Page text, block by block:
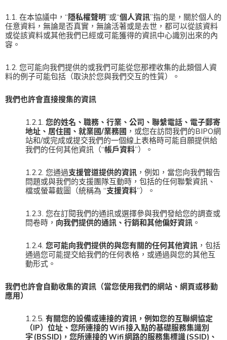
1.1. 在本協議中，“隱私權聲明”或“個人資訊”指的是，關於個人的
任意資料，無論是否真實，無論活著或是去世，都可以從該資料
或從該資料或其他我們已經或可能獲得的資訊中心識別出來的內
容。
1.2. 您可能向我們提供的或我們可能從您那裡收集的此類個人資
料的例子可能包括（取決於您與我們交互的性質）。
我們也許會直接搜集的資訊
1.2.1. 您的姓名、職務、行業、公司、聯繫電話、電子郵寄
地址、居住國、就業國/業務國 ，或您在訪問我們的BIPO網
站和/或完成或提交我們的一個線上表格時可能自願提供給
我們的任何其他資訊（“帳戶資料”）。
1.2.2. 您通過支援管道提供的資訊 ，例如，當您向我們報告
問題或與我們的支援團隊互動時，包括的任何聯繫資訊、
檔或螢幕截圖（統稱為 “支援資料”）。
1.2.3. 您在訂閱我們的通訊或選擇參與我們發給您的調查或
問卷時， 向我們提供的通訊、行銷和其他偏好資訊 。
1.2.4. 您可能向我們提供的與您有關的任何其他資訊 ，包括
通過您可能提交給我們的任何表格，或通過與您的其他互
動形式。
我們也許會自動收集的資訊（當您使用我們的網站、網頁或移動
應用）
1.2.5. 有關您的設備或連接的資訊，例如您的互聯網協定
（IP）位址、您所連接的 Wifi 接入點的基礎服務集識別
字 (BSSID)，您所連接的 Wifi 網路的服務集標識 (SSID)、